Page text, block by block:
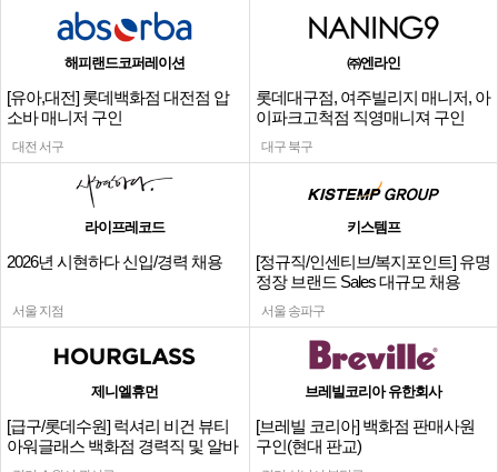
해피랜드코퍼레이션
[유아,대전] 롯데백화점 대전점 압
소바 매니저 구인
대전 서구
㈜엔라인
롯데대구점, 여주빌리지 매니저, 아
이파크고척점 직영매니져 구인
대구 북구
라이프레코드
2026년 시현하다 신입/경력 채용
서울 지점
키스템프
[정규직/인센티브/복지포인트] 유명
정장 브랜드 Sales 대규모 채용
서울 송파구
제니엘휴먼
[급구/롯데수원] 럭셔리 비건 뷰티
아워글래스 백화점 경력직 및 알바
채용
브레빌코리아 유한회사
[브레빌 코리아] 백화점 판매사원
구인(현대 판교)